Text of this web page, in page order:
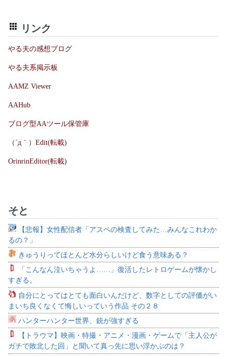
リンク
やる夫の感想ブログ
やる夫系掲示板
AAMZ Viewer
AAHub
ブログ型AAツール保管庫
（´д｀）Edit(転載)
OrinrinEditor(転載)
そと
【悲報】女性配信者「アスペの検査してみた…みんなこれわか
るの？」
きゅうりってほとんど水分らしいけど食う意味ある？
「こんなん泣いちゃうよ……」復活したレトロゲームが懐かし
すぎる。
自分にとってはとても面白いんだけど、数字としての評価がい
まいち良くなくて悔しいっていう作品 その２８
ハンターハンター世界、銃が強すぎる
【トラウマ】映画・特撮・アニメ・漫画・ゲームで「主人公が
ガチで敗北した回」と聞いて真っ先に思い浮かぶのは？